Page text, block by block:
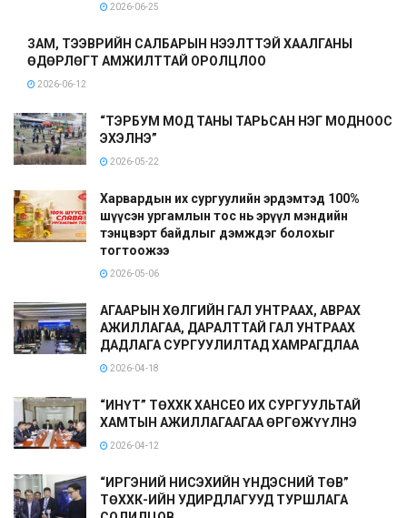
2026-06-25
ЗАМ, ТЭЭВРИЙН САЛБАРЫН НЭЭЛТТЭЙ ХААЛГАНЫ
ӨДӨРЛӨГТ АМЖИЛТТАЙ ОРОЛЦЛОО
2026-06-12
“ТЭРБУМ МОД ТАНЫ ТАРЬСАН НЭГ МОДНООС
ЭХЭЛНЭ”
2026-05-22
Харвардын их сургуулийн эрдэмтэд 100%
шүүсэн ургамлын тос нь эрүүл мэндийн
тэнцвэрт байдлыг дэмждэг болохыг
тогтоожээ
2026-05-06
АГААРЫН ХӨЛГИЙН ГАЛ УНТРААХ, АВРАХ
АЖИЛЛАГАА, ДАРАЛТТАЙ ГАЛ УНТРААХ
ДАДЛАГА СУРГУУЛИЛТАД ХАМРАГДЛАА
2026-04-18
“ИНҮТ” ТӨХХК ХАНСЕО ИХ СУРГУУЛЬТАЙ
ХАМТЫН АЖИЛЛАГААГАА ӨРГӨЖҮҮЛНЭ
2026-04-12
“ИРГЭНИЙ НИСЭХИЙН ҮНДЭСНИЙ ТӨВ”
ТӨХХК-ИЙН УДИРДЛАГУУД ТУРШЛАГА